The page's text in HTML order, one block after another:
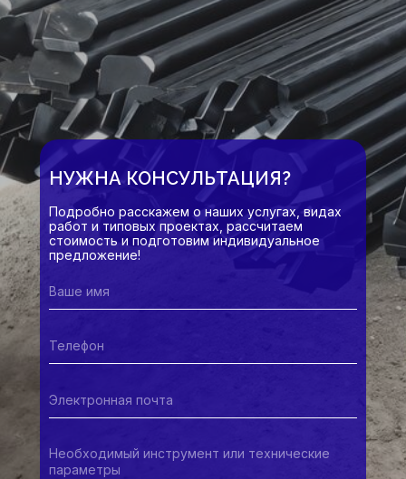
НУЖНА КОНСУЛЬТАЦИЯ?
Подробно расскажем о наших услугах, видах
работ и типовых проектах, рассчитаем
стоимость и подготовим индивидуальное
предложение!
ООО "КАМЫШИНСКИЙ ЗАВОД
БУРОВОГО ИНСТРУМЕНТА"
+7 (84457) 544 10
kzbi@kzbi.ru